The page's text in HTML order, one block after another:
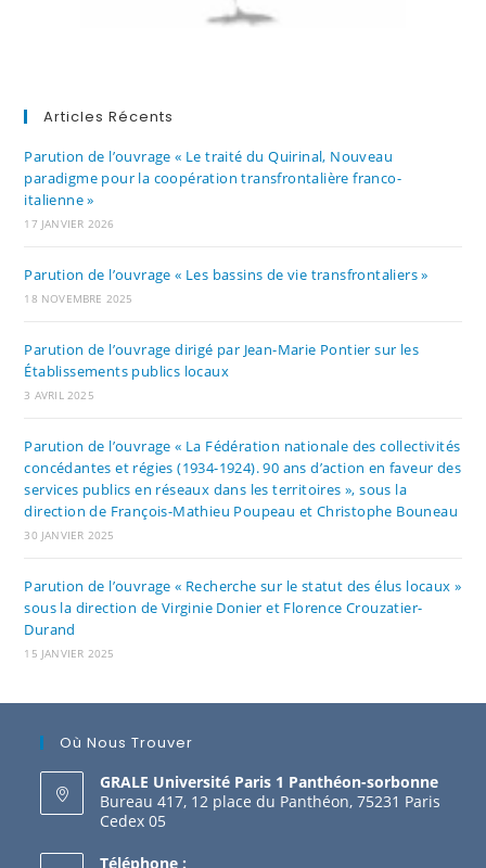
Articles Récents
Parution de l’ouvrage « Le traité du Quirinal, Nouveau
paradigme pour la coopération transfrontalière franco-
italienne »
17 JANVIER 2026
Parution de l’ouvrage « Les bassins de vie transfrontaliers »
18 NOVEMBRE 2025
Parution de l’ouvrage dirigé par Jean-Marie Pontier sur les
Établissements publics locaux
3 AVRIL 2025
Parution de l’ouvrage « La Fédération nationale des collectivités
concédantes et régies (1934-1924). 90 ans d’action en faveur des
services publics en réseaux dans les territoires », sous la
direction de François-Mathieu Poupeau et Christophe Bouneau
30 JANVIER 2025
Parution de l’ouvrage « Recherche sur le statut des élus locaux »
sous la direction de Virginie Donier et Florence Crouzatier-
Durand
15 JANVIER 2025
Où Nous Trouver
GRALE Université Paris 1 Panthéon-sorbonne
Bureau 417, 12 place du Panthéon, 75231 Paris
Cedex 05
Téléphone :